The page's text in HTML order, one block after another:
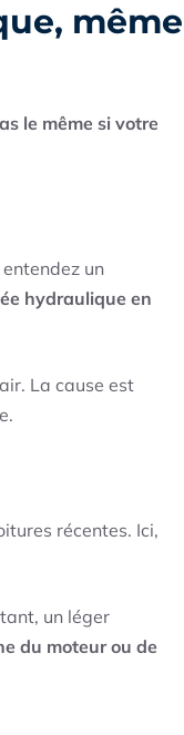
même
le même si votre
un
hydraulique en
La cause est
récentes. Ici,
un léger
du moteur ou de